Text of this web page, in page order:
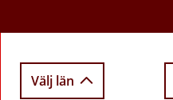
Välj län